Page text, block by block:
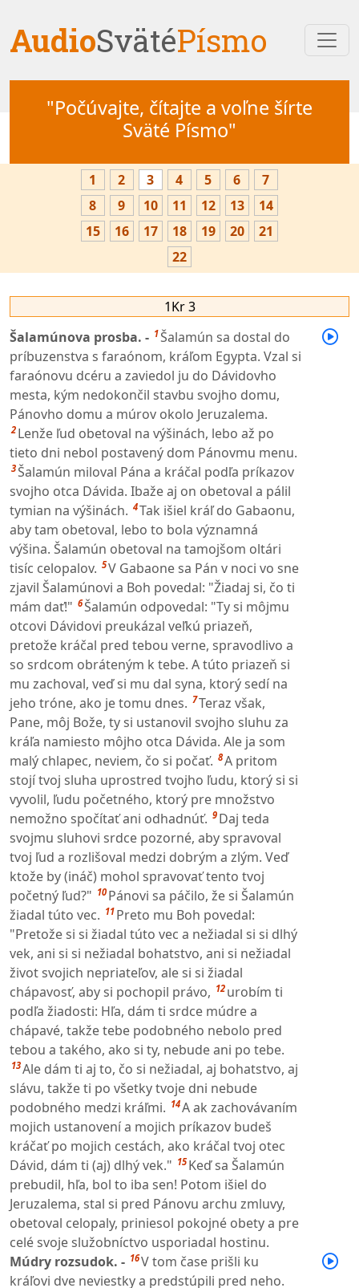
AudioSvätéPísmo
"Počúvajte, čítajte a voľne šírte
Sväté Písmo"
1 2 3 4 5 6
7
8
9 10 11 12 13
14
15
16 17 18 19 20
21
22
1Kr 3
Šalamúnova prosba. - 1Šalamún sa dostal do
príbuzenstva s faraónom, kráľom Egypta. Vzal si
faraónovu dcéru a zaviedol ju do Dávidovho
mesta, kým nedokončil stavbu svojho domu,
Pánovho domu a múrov okolo Jeruzalema.
2 Lenže ľud obetoval na výšinách, lebo až po
tieto dni nebol postavený dom Pánovmu menu.
3Šalamún miloval Pána a kráčal podľa príkazov
svojho otca Dávida. Ibaže aj on obetoval a pálil
tymian na výšinách. 4Tak išiel kráľ do Gabaonu,
aby tam obetoval, lebo to bola významná
výšina. Šalamún obetoval na tamojšom oltári
tisíc celopalov. 5V Gabaone sa Pán v noci vo sne
zjavil Šalamúnovi a Boh povedal: "Žiadaj si, čo ti
mám dať!" 6Šalamún odpovedal: "Ty si môjmu
otcovi Dávidovi preukázal veľkú priazeň,
pretože kráčal pred tebou verne, spravodlivo a
so srdcom obráteným k tebe. A túto priazeň si
mu zachoval, veď si mu dal syna, ktorý sedí na
jeho tróne, ako je tomu dnes. 7Teraz však,
Pane, môj Bože, ty si ustanovil svojho sluhu za
kráľa namiesto môjho otca Dávida. Ale ja som
malý chlapec, neviem, čo si počať. 8A pritom
stojí tvoj sluha uprostred tvojho ľudu, ktorý si si
vyvolil, ľudu početného, ktorý pre množstvo
nemožno spočítať ani odhadnúť. 9 Daj teda
svojmu sluhovi srdce pozorné, aby spravoval
tvoj ľud a rozlišoval medzi dobrým a zlým. Veď
ktože by (ináč) mohol spravovať tento tvoj
početný ľud?" 10 Pánovi sa páčilo, že si Šalamún
žiadal túto vec. 11 Preto mu Boh povedal:
"Pretože si si žiadal túto vec a nežiadal si si dlhý
vek, ani si si nežiadal bohatstvo, ani si nežiadal
život svojich nepriateľov, ale si si žiadal
chápavosť, aby si pochopil právo, 12 urobím ti
podľa žiadosti: Hľa, dám ti srdce múdre a
chápavé, takže tebe podobného nebolo pred
tebou a takého, ako si ty, nebude ani po tebe.
13Ale dám ti aj to, čo si nežiadal, aj bohatstvo, aj
slávu, takže ti po všetky tvoje dni nebude
podobného medzi kráľmi. 14A ak zachovávaním
mojich ustanovení a mojich príkazov budeš
kráčať po mojich cestách, ako kráčal tvoj otec
Dávid, dám ti (aj) dlhý vek." 15 Keď sa Šalamún
prebudil, hľa, bol to iba sen! Potom išiel do
Jeruzalema, stal si pred Pánovu archu zmluvy,
obetoval celopaly, priniesol pokojné obety a pre
celé svoje služobníctvo usporiadal hostinu.
Múdry rozsudok. - 16V tom čase prišli ku
kráľovi dve neviestky a predstúpili pred neho.